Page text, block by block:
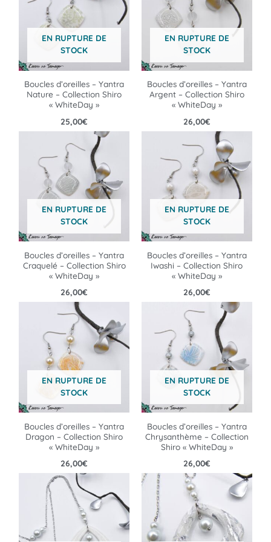
EN RUPTURE DE
STOCK
Boucles d’oreilles – Yantra
Nature – Collection Shiro
« WhiteDay »
25,00€
EN RUPTURE DE
STOCK
Boucles d’oreilles – Yantra
Argent – Collection Shiro
« WhiteDay »
26,00€
EN RUPTURE DE
STOCK
Boucles d’oreilles – Yantra
Craquelé – Collection Shiro
« WhiteDay »
26,00€
EN RUPTURE DE
STOCK
Boucles d’oreilles – Yantra
Iwashi – Collection Shiro
« WhiteDay »
26,00€
EN RUPTURE DE
STOCK
Boucles d’oreilles – Yantra
Dragon – Collection Shiro
« WhiteDay »
26,00€
EN RUPTURE DE
STOCK
Boucles d’oreilles – Yantra
Chrysanthème – Collection
Shiro « WhiteDay »
26,00€